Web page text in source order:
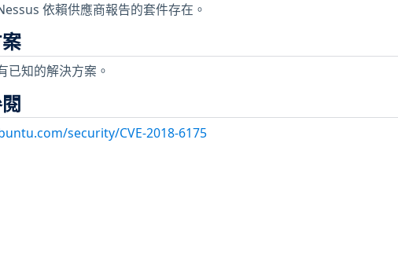
依賴供應商報告的套件存在。
已知的解決方案。
security/CVE-2018-6175